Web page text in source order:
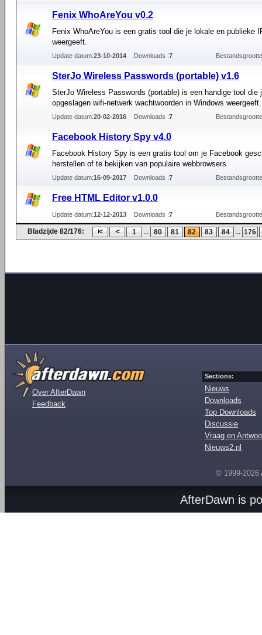
Fenix WhoAreYou v0.2
Fenix WhoAreYou is een gratis tool die je lokale en publieke
weergeeft.
Update datum:23-10-2014 Downloads :7
SterJo Wireless Passwords (portable) v1.6
SterJo Wireless Passwords (portable) is een handige tool die
opgeslagen wifi-netwerk wachtwoorden in Windows weergeeft.
Update datum:20-02-2016 Downloads :7
Facebook History Spy v4.0
Facebook History Spy is een gratis tool om je Facebook
herstellen of te bekijken van populaire webbrowsers.
Update datum:16-09-2017 Downloads :7
Free HTML Editor v1.0.0
Update datum:12-12-2013 Downloads :7
Bladzijde 82/176: 1 ... 80 81 82 83 84 ... 176
Over AfterDawn
Feedback
Sections:
Nieuws
Downloads
Top Downloads
Discussie
Vraag en
Nieuws2.nl
© 1999-2026
AfterDawn is